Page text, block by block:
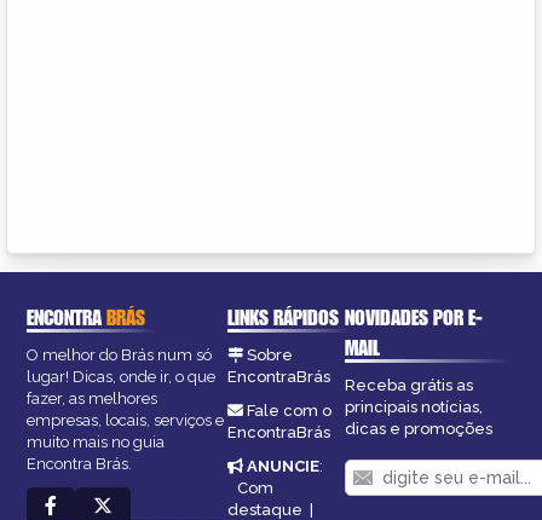
ENCONTRABRÁS
O melhor do Brás num só
lugar! Dicas, onde ir, o que
fazer, as melhores
empresas, locais, serviços e
muito mais no guia
Encontra Brás.
LINKS RÁPIDOS
Sobre
EncontraBrás
Fale com o
EncontraBrás
ANUNCIE:
Com
destaque |
NOVIDADES POR E-
MAIL
Receba grátis as
principais notícias,
dicas e promoções